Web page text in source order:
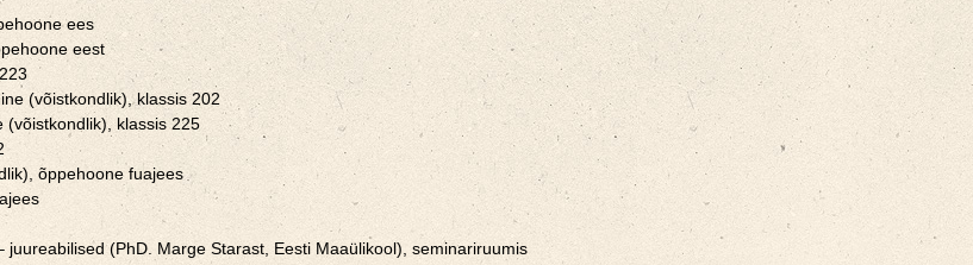
ees
eest
(võistkondlik), klassis 202
(võistkondlik), klassis 225
õppehoone fuajees
(PhD. Marge Starast, Eesti Maaülikool), seminariruumis